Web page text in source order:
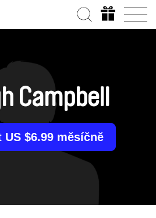
Campbell
US $6.99 měsíčně